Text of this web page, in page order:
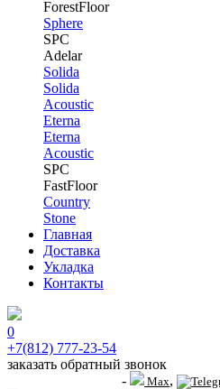
ForestFloor
Sphere
SPC
Adelar
Solida
Solida
Acoustic
Eterna
Eterna
Acoustic
SPC
FastFloor
Country
Stone
Главная
Доставка
Укладка
Контакты
0
+7(812) 777-23-54
заказать обратный звонок
- Max,